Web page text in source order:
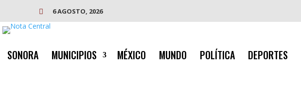
 6 AGOSTO, 2026
SONORA MUNICIPIOS MÉXICO MUNDO POLÍTICA DEPORTES